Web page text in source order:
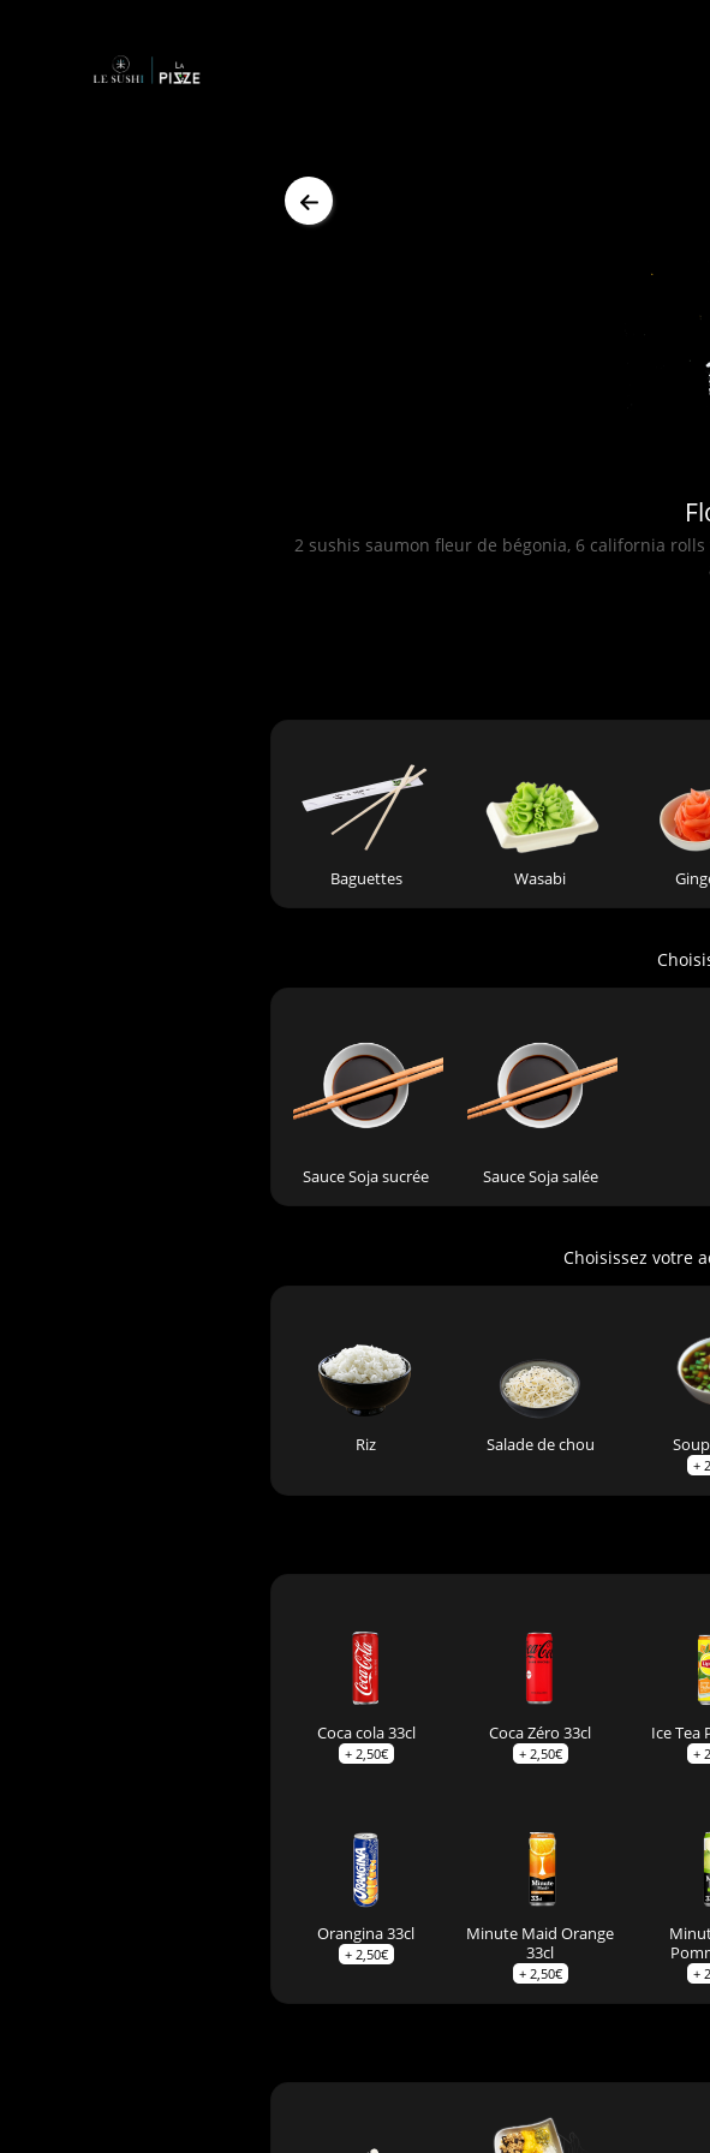
2 sushis saumon fleur de bégonia, 6 california
Baguettes Wasabi
Sauce Soja sucrée Sauce Soja salée
Choisissez votre
Riz Salade de chou
+
Coca cola 33cl
+ 2,50€
Coca Zéro 33cl
+ 2,50€
Ice Tea
+
Orangina 33cl
+ 2,50€
Minute Maid Orange
33cl
+ 2,50€ +